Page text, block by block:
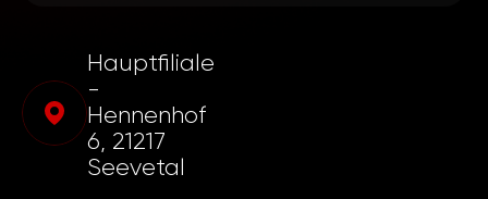
Hauptfiliale
-
Hennenhof
6, 21217
Seevetal